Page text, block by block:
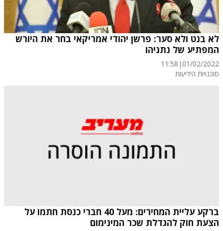
לא בנט ולא סער: פרשן יהודי אמריקאי בחר את היורש
המפתיע של נתניהו
01/02/2022
|
11:58
סוכנויות הידיעות
ברקע עליית המחירים: מעל 40 חברי כנסת חתמו על
הצעת חוק להגדלת שכר המינימום